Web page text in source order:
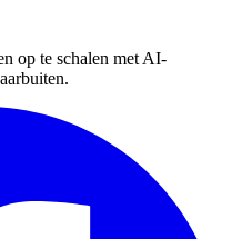
op te schalen met AI-